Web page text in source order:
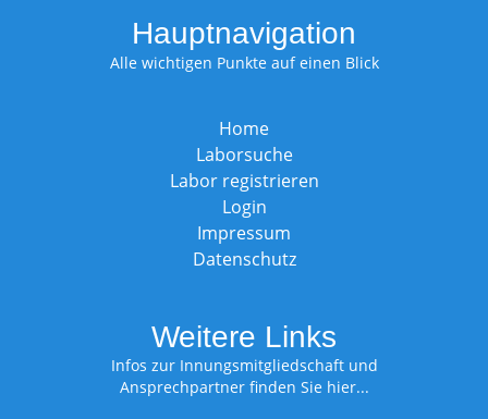
Hauptnavigation
Alle wichtigen Punkte auf einen Blick
Home
Laborsuche
Labor registrieren
Login
Impressum
Datenschutz
Weitere Links
Infos zur Innungsmitgliedschaft und
Ansprechpartner finden Sie hier...